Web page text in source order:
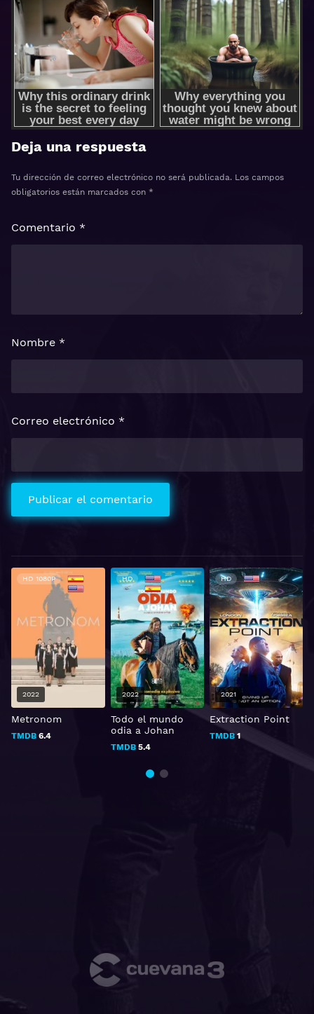
Deja una respuesta
Tu dirección de correo electrónico no será publicada. Los campos
obligatorios están marcados con *
Comentario *
Nombre *
Correo electrónico *
Metronom
TMDB 6.4
HD 1080P
2022
Todo el mundo
odia a Johan
TMDB5.4
HD
2022
Extraction Point
TMDB1
HD
2021